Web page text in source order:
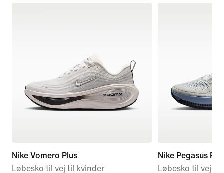
Nike Vomero Plus
Løbesko til vej til kvinder
Nike Pegasus
Løbesko til vej